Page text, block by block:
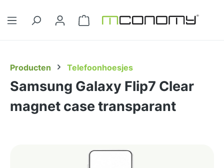
Winkelwagentje bevat 0 artikelen.
Producten Telefoonhoesjes
Samsung Galaxy Flip7 Clear
magnet case transparant